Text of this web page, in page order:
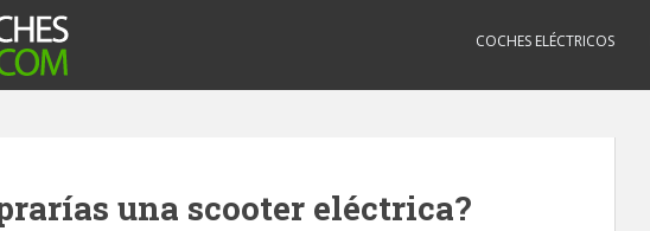
COCHES ELÉCTRICOS
una scooter eléctrica?